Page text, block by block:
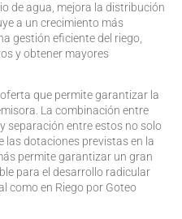
de agua, mejora la distribución
a un crecimiento más
gestión eficiente del riego,
y obtener mayores
que permite garantizar la
La combinación entre
separación entre estos no solo
las dotaciones previstas en la
permite garantizar un gran
para el desarrollo radicular
como en Riego por Goteo